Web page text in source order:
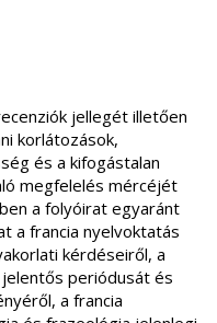
jellegét illetően
korlátozások,
és a kifogástalan
megfelelés mércéjét
a folyóirat egyaránt
a francia nyelvoktatás
kérdéseiről, a
periódusát és
a francia